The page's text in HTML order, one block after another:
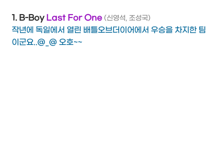
1. B-Boy Last For One (신영석, 조성국)
작년에 독일에서 열린 배틀오브더이어에서 우승을 차지한 팀
이군요..@_@ 오호~~